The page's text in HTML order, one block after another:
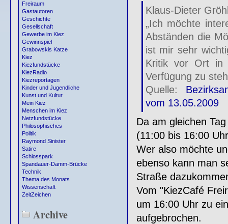
Freiraum
Gastautoren
Geschichte
Gesellschaft
Gewerbe im Kiez
Gewinnspiel
Grabowskis Katze
Kiez
Kiezfundstücke
KiezRadio
Kiezreportagen
Kinder und Jugendliche
Kunst und Kultur
Mein Kiez
Menschen im Kiez
Netzfundstücke
Philosophisches
Politik
Raymond Sinister
Satire
Schlosspark
Spandauer-Damm-Brücke
Technik
Thema des Monats
Wissenschaft
ZeitZeichen
Archive
Klaus-Dieter
„Ich möchte
Abständen die
ist mir sehr
Kritik vor Ort in
Verfügung zu
Quelle:
vom 13.05.2009
Da am gleichen
(11:00 bis 16:00
Wer also möchte
ebenso kann man
Straße
Vom "KiezCafé
um 16:00 Uhr zu
aufgebrochen.